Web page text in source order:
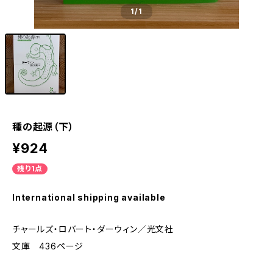
1/1
種の起源（下）
¥924
残り1点
International shipping available
チャールズ・ロバート・ダーウィン／光文社
文庫 436ページ